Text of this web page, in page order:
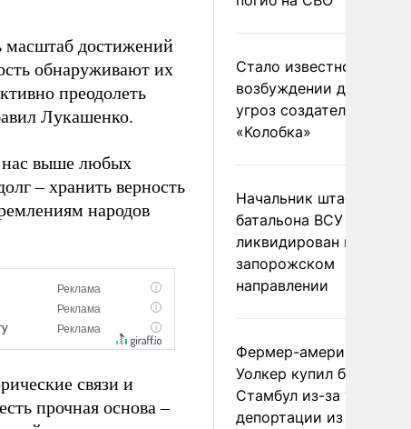
масштаб достижений
обнаруживают их
преодолеть
Лукашенко.
нас выше любых
– хранить верность
народов
связи и
прочная основа –
Стало известно о
возбуждении дела из-
угроз создателям
«Колобка»
Начальник штаба
батальона ВСУ
ликвидирован на
запорожском
направлении
Фермер-американец
Уолкер купил билет в
Стамбул из-за угрозы
депортации из России